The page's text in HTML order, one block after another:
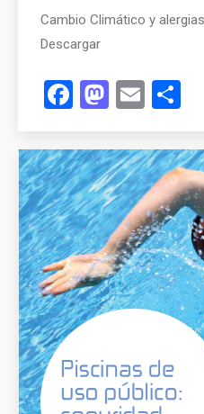
Cambio Climático y
Descargar
Facebook
Email